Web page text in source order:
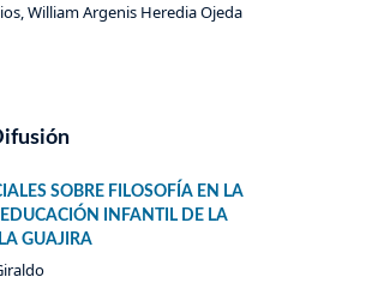
William Argenis Heredia Ojeda
SOBRE FILOSOFÍA EN LA
INFANTIL DE LA
GUAJIRA